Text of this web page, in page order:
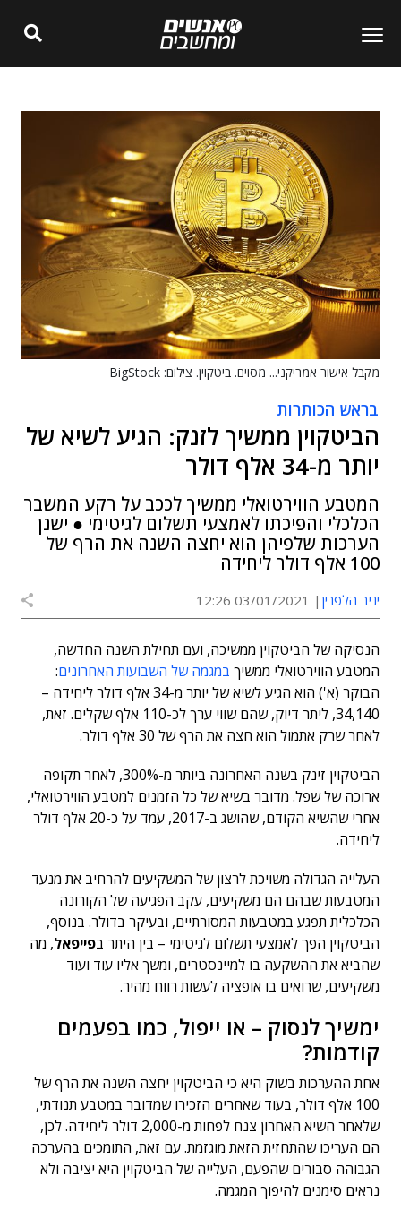
מקבל אישור אמריקני... מסוים. ביטקוין. צילום: BigStock
בראש הכותרות
הביטקוין ממשיך לזנק: הגיע לשיא של
יותר מ-34 אלף דולר
המטבע הווירטואלי ממשיך לככב על רקע המשבר
הכלכלי והפיכתו לאמצעי תשלום לגיטימי ● ישנן
הערכות שלפיהן הוא יחצה השנה את הרף של
100 אלף דולר ליחידה
יניב הלפרין 03/01/2021 12:26
הנסיקה של הביטקוין ממשיכה, ועם תחילת השנה החדשה,
המטבע הווירטואלי ממשיך במגמה של השבועות האחרונים:
הבוקר (א') הוא הגיע לשיא של יותר מ-34 אלף דולר ליחידה –
34,140, ליתר דיוק, שהם שווי ערך לכ-110 אלף שקלים. זאת,
לאחר שרק אתמול הוא חצה את הרף של 30 אלף דולר.
הביטקוין זינק בשנה האחרונה ביותר מ-300%, לאחר תקופה
ארוכה של שפל. מדובר בשיא של כל הזמנים למטבע הווירטואלי,
אחרי שהשיא הקודם, שהושג ב-2017, עמד על כ-20 אלף דולר
ליחידה.
העלייה הגדולה משויכת לרצון של המשקיעים להרחיב את מנעד
המטבעות שבהם הם משקיעים, עקב הפגיעה של הקורונה
הכלכלית תפגע במטבעות המסורתיים, ובעיקר בדולר. בנוסף,
הביטקוין הפך לאמצעי תשלום לגיטימי – בין היתר בפייפאל, מה
שהביא את ההשקעה בו למיינסטרים, ומשך אליו עוד ועוד
משקיעים, שרואים בו אופציה לעשות רווח מהיר.
ימשיך לנסוק – או ייפול, כמו בפעמים
קודמות?
אחת ההערכות בשוק היא כי הביטקוין יחצה השנה את הרף של
100 אלף דולר, בעוד שאחרים הזכירו שמדובר במטבע תנודתי,
שלאחר השיא האחרון צנח לפחות מ-2,000 דולר ליחידה. לכן,
הם העריכו שהתחזית הזאת מוגזמת. עם זאת, התומכים בהערכה
הגבוהה סבורים שהפעם, העלייה של הביטקוין היא יציבה ולא
נראים סימנים להיפוך המגמה.